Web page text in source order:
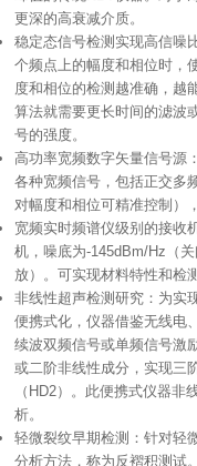
更深的高衰减介质。
号的强度。
对幅度和相位可精准控制）
放）。可实现材料特性和检
析。